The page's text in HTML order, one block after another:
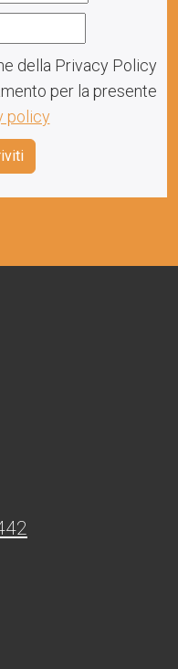
della Privacy Policy
per la presente
policy